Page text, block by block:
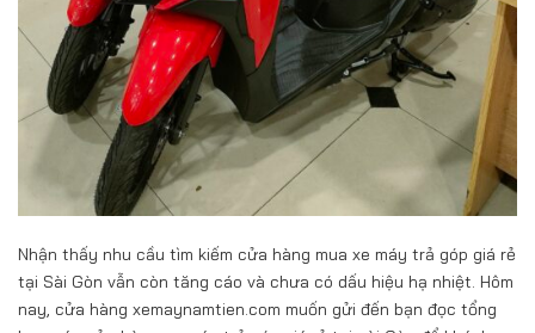
Nhận thấy nhu cầu tìm kiếm cửa hàng mua xe máy trả góp giá rẻ
tại Sài Gòn vẫn còn tăng cáo và chưa có dấu hiệu hạ nhiệt. Hôm
nay, cửa hàng xemaynamtien.com muốn gửi đến bạn đọc tổng